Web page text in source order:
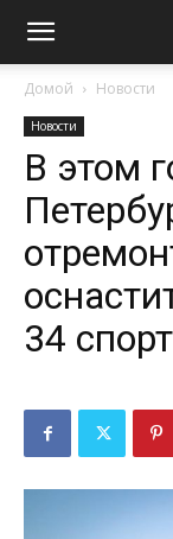
Домой Новости
Новости
В этом
34